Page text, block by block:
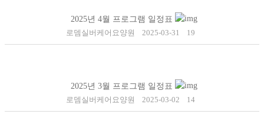
2025년 4월 프로그램 일정표
로뎀실버케어요양원
2025-03-31 19
2025년 3월 프로그램 일정표
로뎀실버케어요양원
2025-03-02 14